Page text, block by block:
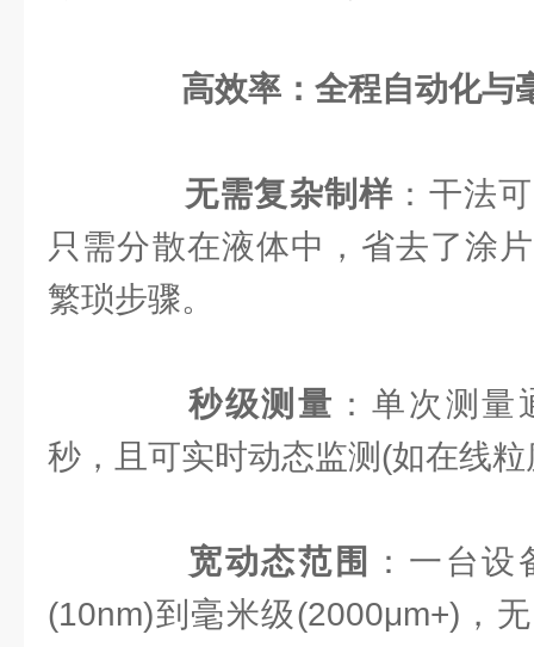
高效率：全程自动化与
无需复杂制样 ：干法
只需分散在液体中，省去了涂
繁琐步骤。
秒级测量 ：单次测
秒，且可实时动态监测(如在线
宽动态范围
：一台
(10nm)到毫米级(2000μm+)，